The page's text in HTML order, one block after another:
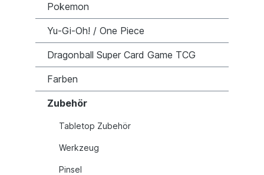
Pokemon
Yu-Gi-Oh! / One Piece
Dragonball Super Card Game TCG
Farben
Zubehör
Tabletop Zubehör
Werkzeug
Pinsel